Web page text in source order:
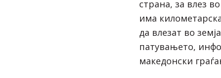
страна, за влез
има
да влезат во
патувањето,
македонски